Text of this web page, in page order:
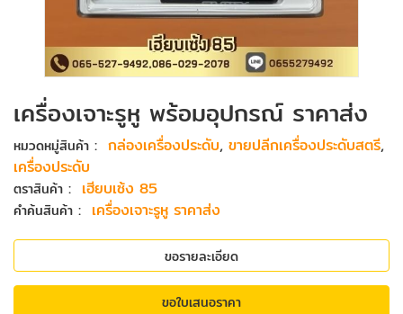
เครื่องเจาะรูหู พร้อมอุปกรณ์ ราคาส่ง
หมวดหมู่สินค้า : กล่องเครื่องประดับ, ขายปลีกเครื่องประดับสตรี,
เครื่องประดับ
ตราสินค้า : เฮียบเซ้ง 85
คำค้นสินค้า : เครื่องเจาะรูหู ราคาส่ง
ขอรายละเอียด
ขอใบเสนอราคา